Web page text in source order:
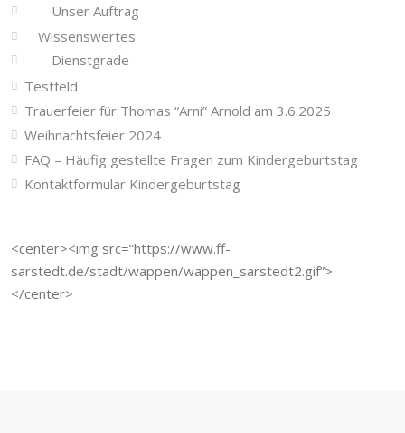
Unser Auftrag
Wissenswertes
Dienstgrade
Testfeld
Trauerfeier für Thomas “Arni” Arnold am 3.6.2025
Weihnachtsfeier 2024
FAQ – Häufig gestellte Fragen zum Kindergeburtstag
Kontaktformular Kindergeburtstag
<center><img src=”https://www.ff-
sarstedt.de/stadt/wappen/wappen_sarstedt2.gif”>
</center>